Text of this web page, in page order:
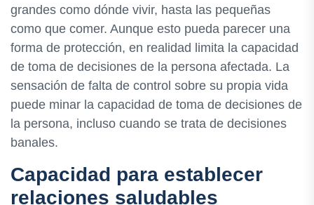
grandes como dónde vivir, hasta las pequeñas
como que comer. Aunque esto pueda parecer una
forma de protección, en realidad limita la capacidad
de toma de decisiones de la persona afectada. La
sensación de falta de control sobre su propia vida
puede minar la capacidad de toma de decisiones de
la persona, incluso cuando se trata de decisiones
banales.
Capacidad para establecer
relaciones saludables